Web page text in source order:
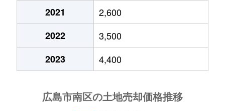
26,000万円
西霞町
3,500万円
西霞町
7,100万円
西蟹屋
6,000万円 広島
徒歩10分
2021
2,600
2022
3,500
2023
4,400